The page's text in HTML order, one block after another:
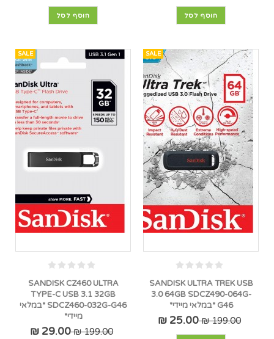
הוסף לסל הוסף לסל
SALE
SANDISK ULTRA TREK USB
3.0 64GB SDCZ490-064G-
G46 *במלאי מיידי*
199.00 ₪
25.00 ₪
SALE
SANDISK CZ460 ULTRA
TYPE-C USB 3.1 32GB
SDCZ460-032G-G46 *במלאי
מיידי*
199.00 ₪
29.00 ₪